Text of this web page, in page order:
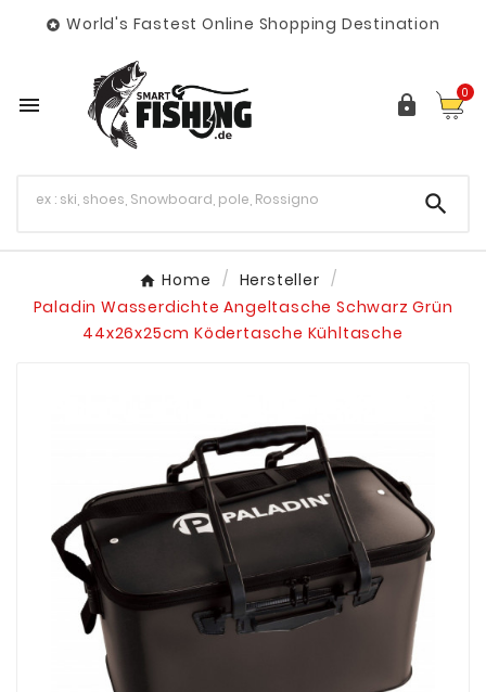
 World's Fastest Online Shopping Destination
  0

Home
Hersteller
Paladin Wasserdichte Angeltasche Schwarz Grün
44x26x25cm Ködertasche Kühltasche